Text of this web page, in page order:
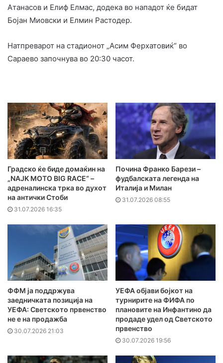
Атанасов и Елиф Елмас, додека во нападот ќе бидат
Бојан Миовски и Елмин Растодер.
Натпреварот на стадионот „Асим Ферхатовиќ“ во
Сараево започнува во 20:30 часот.
Градско ќе биде домаќин на
„NAJK MOTO BIG RACE“ –
адреналинска трка во духот
на антички Стоби
31.07.2026 16:35
Почина Франко Барези –
фудбалската легенда на
Италија и Милан
31.07.2026 08:55
ФФМ ја поддржува
заедничката позиција на
УЕФА: Светското првенство
не е на продажба
30.07.2026 21:03
УЕФА објави бојкот на
турнирите на ФИФА по
плановите на Инфантино да
продаде удел од Светското
првенство
30.07.2026 19:56